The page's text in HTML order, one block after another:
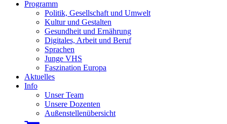
Programm
Politik, Gesellschaft und Umwelt
Kultur und Gestalten
Gesundheit und Ernährung
Digitales, Arbeit und Beruf
Sprachen
Junge VHS
Faszination Europa
Aktuelles
Info
Unser Team
Unsere Dozenten
Außenstellenübersicht